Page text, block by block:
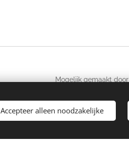
Mogelijk gemaakt door
Accepteer alleen noodzakelijke